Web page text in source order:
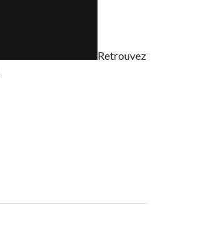
Retrouvez